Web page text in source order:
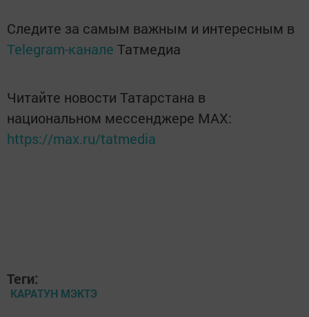
Следите за самым важным и интересным в
Telegram-канале Татмедиа
Читайте новости Татарстана в
национальном мессенджере MАХ:
https://max.ru/tatmedia
Теги:
КАРАТУН МЭКТЭ